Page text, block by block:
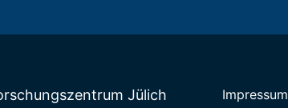
Jülich Impressum